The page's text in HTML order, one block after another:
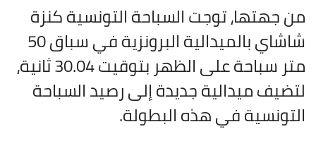
من جهتها، توجت السباحة التونسية كنزة
شاشاي بالميدالية البرونزية في سباق 50
متر سباحة على الظهر بتوقيت 30.04 ثانية،
لتضيف ميدالية جديدة إلى رصيد السباحة
التونسية في هذه البطولة.